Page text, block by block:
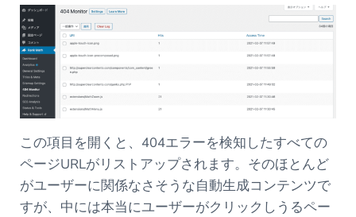
この項目を開くと、404エラーを検知したすべての
ページURLがリストアップされます。そのほとんど
がユーザーに関係なさそうな自動生成コンテンツで
すが、中には本当にユーザーがクリックしうるペー